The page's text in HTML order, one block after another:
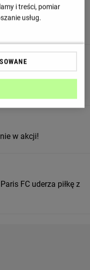
pokazać
w akcji!
FC uderza piłkę z
i treści, pomiar
ulepszanie usług.